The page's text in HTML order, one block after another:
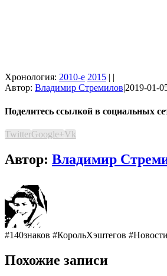
Хронология: 2010-е 2015 | |
Автор: Владимир Стремилов|2019-01-
Поделитесь ссылкой в социальных
TwitterGoogle+Vk
Автор: Владимир
#140знаков #КорольХэштегов
Похожие записи